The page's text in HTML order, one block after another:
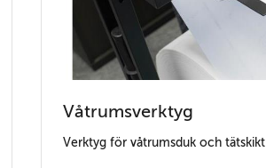
Våtrumsverktyg
Verktyg för våtrumsduk och tätskikt